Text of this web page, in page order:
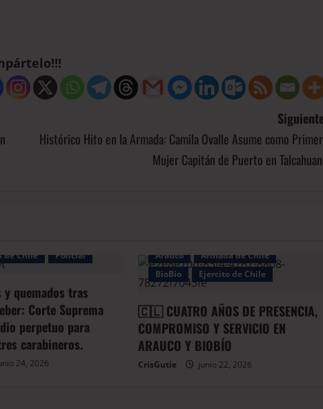
Histórico Hito en la Armada: Camila Ovalle Asume como
Mujer Capitán de Puerto en
de Chile
Policial
y quemados tras
Corte Suprema
perpetuo para
carabineros.
24, 2026
Arauco
Armada de Chile
BioBio
Ejercito de Chile
🇨🇱 CUATRO AÑOS DE PRESENCIA,
COMPROMISO Y SERVICIO EN
ARAUCO Y BIOBÍO
CrisGutie junio 22, 2026